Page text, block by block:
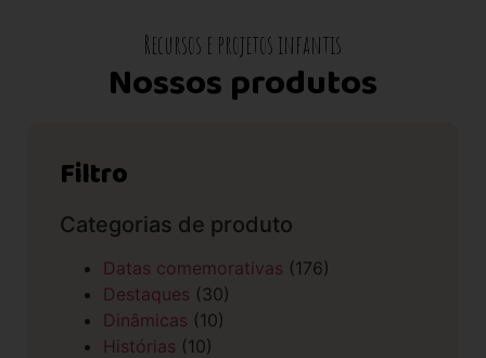
Recursos e projetos infantis
Nossos produtos
Filtro
Categorias de produto
Datas comemorativas (176)
Destaques (30)
Dinâmicas (10)
Histórias (10)